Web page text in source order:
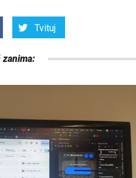
Tvituj
zanima: